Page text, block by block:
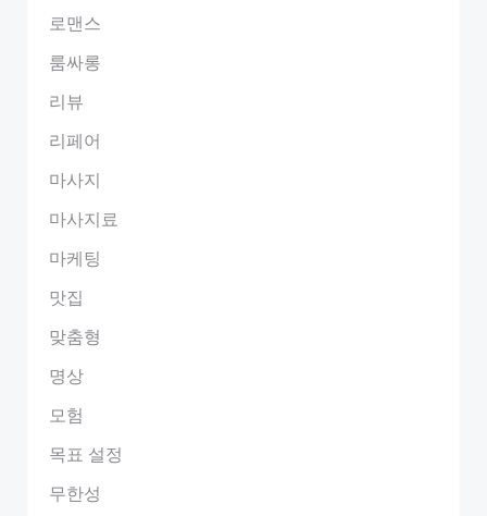
로맨스
룸싸롱
리뷰
리페어
마사지
마사지료
마케팅
맛집
맞춤형
명상
모험
목표 설정
무한성